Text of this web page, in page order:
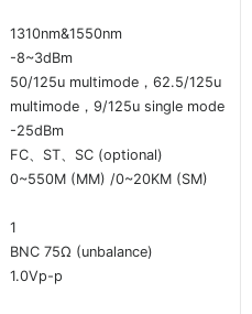
1310nm&1550nm
-8~3dBm
50/125u multimode，62.5/125u
multimode，9/125u single mode
-25dBm
FC、ST、SC (optional)
0~550M (MM) /0~20KM (SM)
1
BNC 75Ω (unbalance)
1.0Vp-p